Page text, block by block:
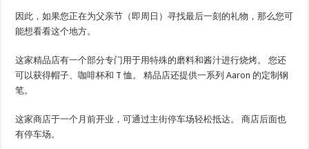
因此，如果您正在为父亲节（即周日）寻找最后一刻的礼物，那么您可
能想看看这个地方。
这家精品店有一个部分专门用于用特殊的磨料和酱汁进行烧烤。 您还
可以获得帽子、咖啡杯和 T 恤。 精品店还提供一系列 Aaron 的定制钢
笔。
这家商店于一个月前开业，可通过主街停车场轻松抵达。 商店后面也
有停车场。